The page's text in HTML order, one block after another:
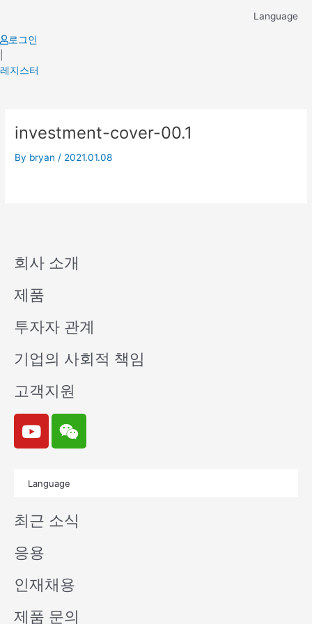
content
Language
로그인
레지스터
investment-cover-00.1
By bryan / 2021.01.08
회사 소개
제품
투자자 관계
기업의 사회적 책임
고객지원
Y
o
u
e
W
e
i
n
Language
최근 소식
응용
인재채용
제품 문의